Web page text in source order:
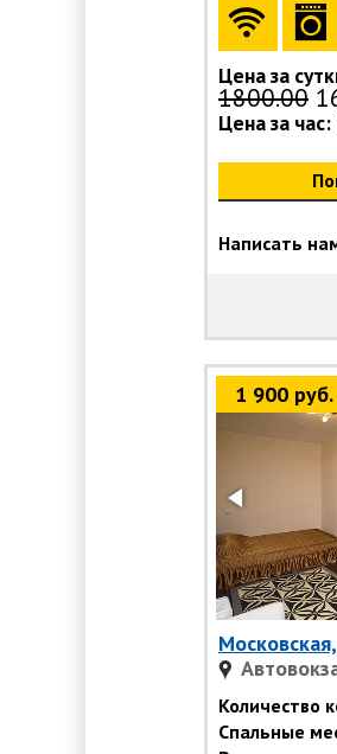
Цена за
1800.00
Цена за час:
Написать
1 900 руб.
Количество
Спальные